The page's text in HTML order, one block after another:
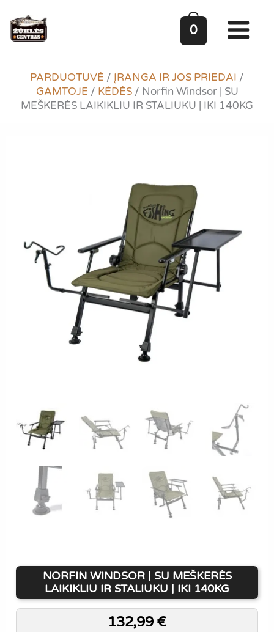
prie
turinio
0
PARDUOTUVĖ / ĮRANGA IR JOS PRIEDAI /
GAMTOJE / KĖDĖS/ Norfin Windsor | SU
MEŠKERĖS LAIKIKLIU IR STALIUKU | IKI 140KG
NORFIN WINDSOR | SU MEŠKERĖS
LAIKIKLIU IR STALIUKU | IKI 140KG
132,99 €